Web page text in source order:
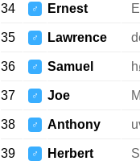
34 ♂ Ernest
35 ♂ Lawrence
36 ♂ Samuel
37 ♂ Joe
38 ♂ Anthony
39 ♂ Herbert